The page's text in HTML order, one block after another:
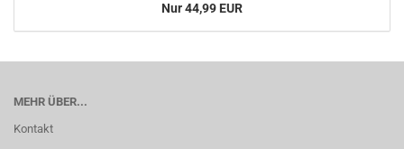
Nur 44,99 EUR
MEHR ÜBER...
Kontakt